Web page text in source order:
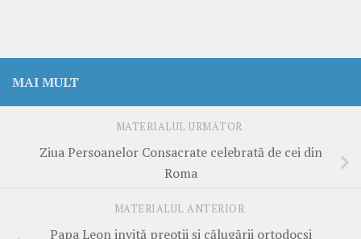
MAI MULT
MATERIALUL URMĂTOR
Ziua Persoanelor Consacrate celebrată de cei din
Roma
MATERIALUL ANTERIOR
Papa Leon invită preoții și călugării ortodocși